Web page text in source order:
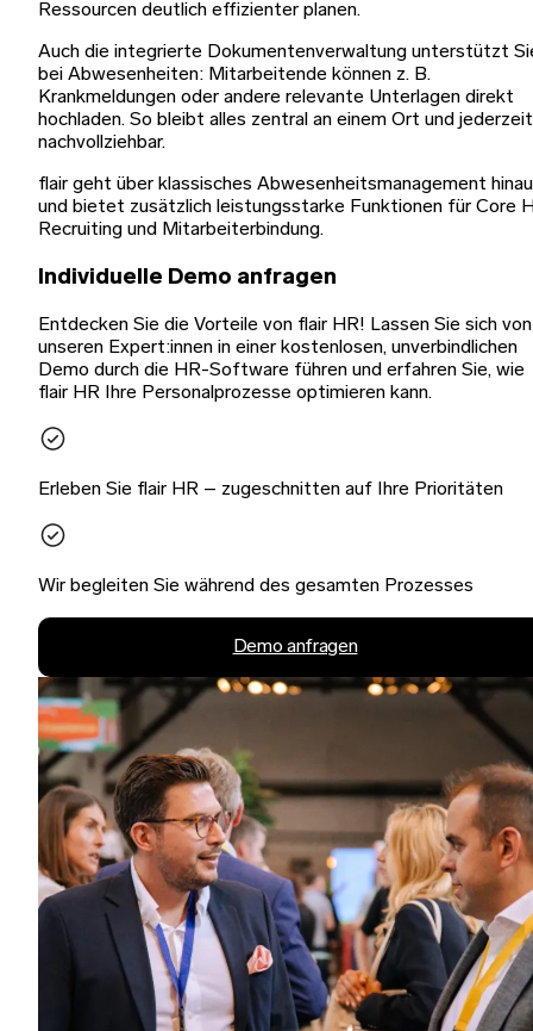
Ressourcen deutlich effizienter planen.
Auch die integrierte Dokumentenverwaltung unterstützt
bei Abwesenheiten: Mitarbeitende können z. B.
Krankmeldungen oder andere relevante Unterlagen direkt
hochladen. So bleibt alles zentral an einem Ort und jederzeit
nachvollziehbar.
flair geht über klassisches Abwesenheitsmanagement
und bietet zusätzlich leistungsstarke Funktionen für Core
Recruiting und Mitarbeiterbindung.
Individuelle Demo anfragen
Entdecken Sie die Vorteile von flair HR! Lassen Sie sich von
unseren Expert:innen in einer kostenlosen, unverbindlichen
Demo durch die HR-Software führen und erfahren Sie, wie
flair HR Ihre Personalprozesse optimieren kann.
Erleben Sie flair HR – zugeschnitten auf Ihre Prioritäten
Wir begleiten Sie während des gesamten Prozesses
Demo anfragen